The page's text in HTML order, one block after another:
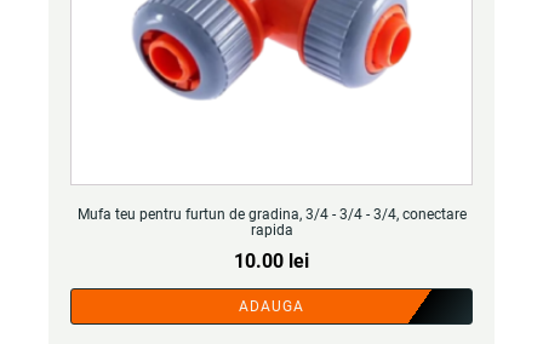
Mufa teu pentru furtun de gradina, 3/4 - 3/4 - 3/4, conectare
rapida
10.00 lei
ADAUGA